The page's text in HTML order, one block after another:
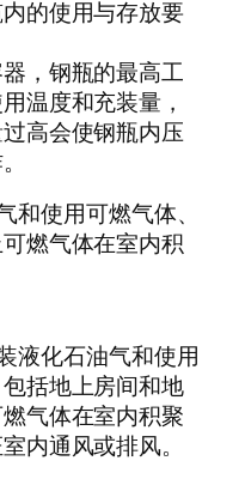
的使用与存放要
，钢瓶的最高工
温度和充装量，
高会使钢瓶内压
和使用可燃气体、
燃气体在室内积
液化石油气和使用
括地上房间和地
气体在室内积聚
内通风或排风。